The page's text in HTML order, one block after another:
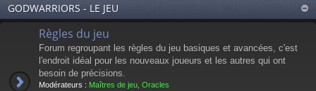
ci s on on
GODWARRIORS - LE JEU
Règles du jeu
Forum regroupant les règles du jeu basiques et avancées, c'est
l'endroit idéal pour les nouveaux joueurs et les autres qui ont
besoin de précisions.
Modérateurs : Maîtres de jeu Oracles